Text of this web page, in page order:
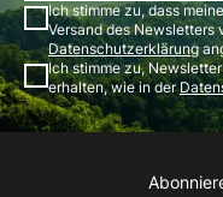
Ich stimme zu, dass
Versand des Newsletters
Datenschutzerklärung
Ich stimme zu,
erhalten, wie in der